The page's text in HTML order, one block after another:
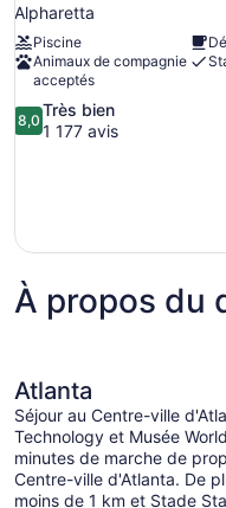
Alpharetta
Piscine
Animaux de compagnie
acceptés
8.0
sur
8,0
Très bien
1 177 avis
À propos du
Atlanta
Séjour au Centre-ville
Technology et Musée
minutes de marche de
Centre-ville d'Atlanta. De
moins de 1 km et Stade